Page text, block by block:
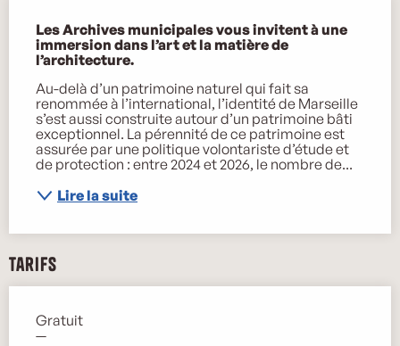
Les Archives municipales vous invitent à une
immersion dans l’art et la matière de
l’architecture.
Au-delà d’un patrimoine naturel qui fait sa
renommée à l’international, l’identité de Marseille
s’est aussi construite autour d’un patrimoine bâti
exceptionnel. La pérennité de ce patrimoine est
assurée par une politique volontariste d’étude et
de protection : entre 2024 et 2026, le nombre de...
Lire la suite
Tarifs
Gratuit
—